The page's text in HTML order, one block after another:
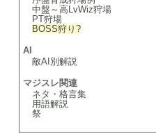
中盤～高LvWiz狩場
PT狩場
BOSS狩り ?
AI
敵AI別解説
マジスレ関連
ネタ・格言集
用語解説
祭